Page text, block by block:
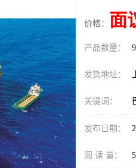
价格： 面
产品数量：
发货地址：
关键词：
发布日期：
阅 读 量：